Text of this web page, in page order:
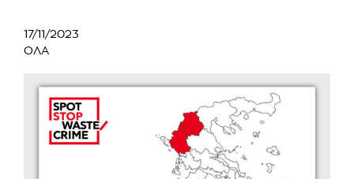
17/11/2023
ΟΛΑ